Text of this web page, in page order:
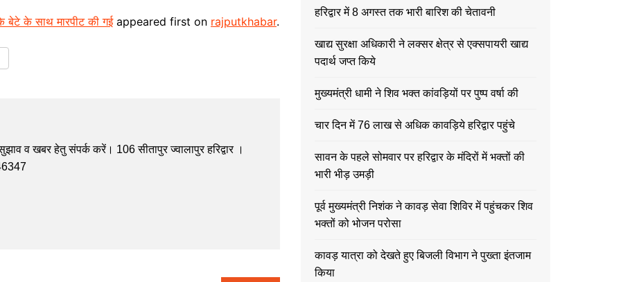
बेटे के साथ मारपीट की गईappeared first on rajputkhabar.
व खबर हेतु संपर्क करें। 106 सीतापुर ज्वालापुर हरिद्वार ।
हरिद्वार में 8 अगस्त तक भारी बारिश की चेतावनी
खाद्य सुरक्षा अधिकारी ने लक्सर क्षेत्र से एक्सपायरी खाद्य
पदार्थ जप्त किये
मुख्यमंत्री धामी ने शिव भक्त कांवड़ियों पर पुष्प वर्षा की
चार दिन में 76 लाख से अधिक कावड़िये हरिद्वार पहुंचे
सावन के पहले सोमवार पर हरिद्वार के मंदिरों में भक्तों की
भारी भीड़ उमड़ी
पूर्व मुख्यमंत्री निशंक ने कावड़ सेवा शिविर में पहुंचकर शिव
भक्तों को भोजन परोसा
कावड़ यात्रा को देखते हुए बिजली विभाग ने पुख्ता इंतजाम
किया